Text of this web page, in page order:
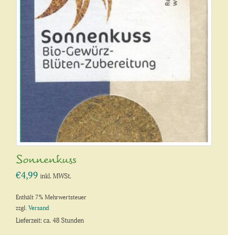
Sonnenkuss
€4,99 inkl. MWSt.
Enthält 7% Mehrwertsteuer
zzgl.Versand
Lieferzeit: ca. 48 Stunden